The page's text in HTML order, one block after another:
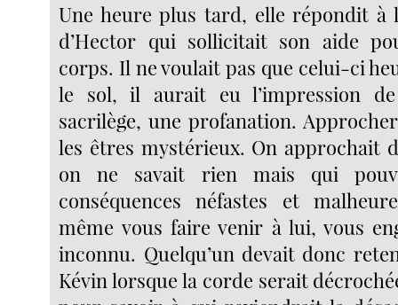
Une heure plus tard, elle répondit à
d’Hector qui sollicitait son aide
corps. Il ne voulait pas que celui-ci
le sol, il aurait eu l’impression
sacrilège, une profanation.
les êtres mystérieux. On approchait
on ne savait rien mais qui
conséquences néfastes et
même vous faire venir à lui, vous
inconnu. Quelqu’un devait donc
Kévin lorsque la corde serait